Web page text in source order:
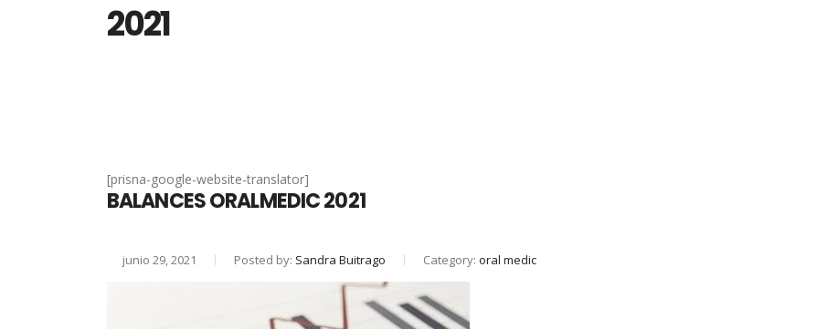
2021
[prisna-google-website-translator]
BALANCES ORALMEDIC 2021
junio 29, 2021 Posted by: Sandra Buitrago Category: oral medic